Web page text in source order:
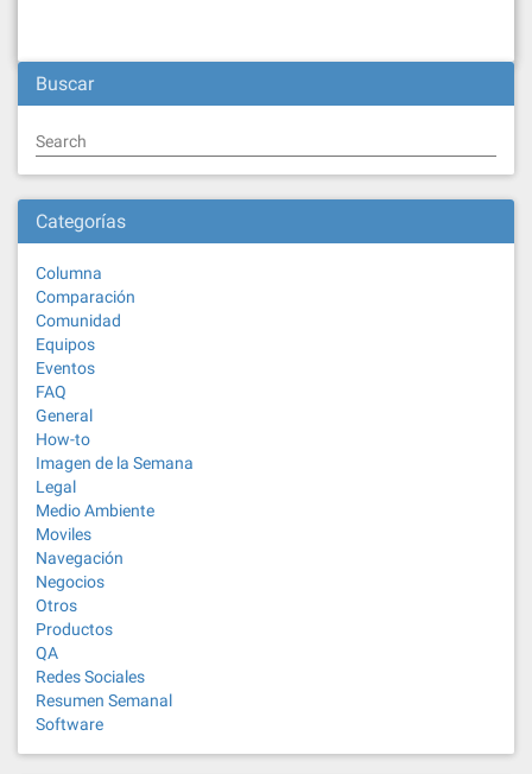
Buscar
Search
Categorías
Columna
Comparación
Comunidad
Equipos
Eventos
FAQ
General
How-to
Imagen de la Semana
Legal
Medio Ambiente
Moviles
Navegación
Negocios
Otros
Productos
QA
Redes Sociales
Resumen Semanal
Software